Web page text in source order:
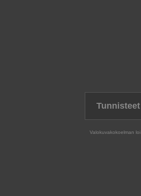
Tunnisteet
Valokuvakokoelman loi